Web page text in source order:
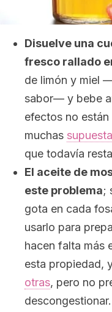
Disuelve una
fresco rallado
de limón y miel
sabor— y bebe
efectos no
muchas
que todavía
El aceite de
este problema;
gota en cada
usarlo para
hacen falta más
esta propiedad,
otras, pero no
descongestionar.